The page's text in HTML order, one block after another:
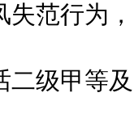
范行为，
级甲等及